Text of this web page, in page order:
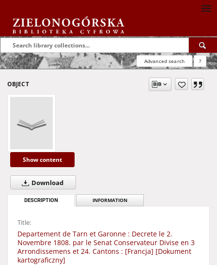
Advanced search ?
OBJECT
Show content
Download
DESCRIPTION INFORMATION
Title:
Departement de Tarn et Garonne : Decrete le 2.
Novembre 1808. par le Senat Conservateur Divise en 3
Arrondissemens et 24. Cantons : [Francja] [Dokument
kartograficzny]